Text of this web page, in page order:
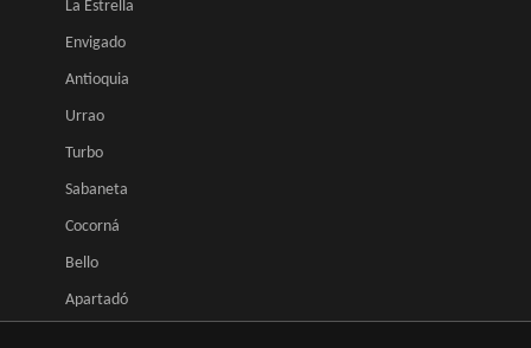
La Estrella
Envigado
Antioquia
Urrao
Turbo
Sabaneta
Cocorná
Bello
Apartadó